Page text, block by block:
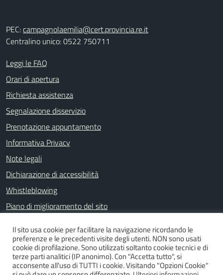
PEC:campagnolaemilia@cert.provincia.re.it
Centralino unico: 0522 750711
Leggi le FAQ
Orari di apertura
Richiesta assistenza
Segnalazione disservizio
Prenotazione appuntamento
Informativa Privacy
Note legali
Dichiarazione di accessibilità
Whistleblowing
Piano di miglioramento del sito
SEGUICI SU
Facebook
Il sito usa cookie per facilitare la navigazione ricordando le
preferenze e le precedenti visite degli utenti. NON sono usati
cookie di profilazione. Sono utilizzati soltanto cookie tecnici e di
terze parti analitici (IP anonimo). Con "Accetta tutto", si
acconsente all'uso di TUTTI i cookie. Visitando "Opzioni Cookie"